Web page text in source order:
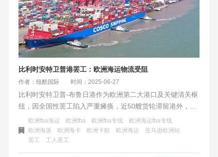
比利时安特卫普港罢工：欧洲海运物流受阻
作者：纽酷国际 时间：2025-06-27
比利时安特卫普-布鲁日港作为欧洲第二大港口及关键清关枢
纽，因全国性罢工陷入严重瘫痪，近50艘货轮滞留港外，货
运作业停滞。罢工导致港口操作完全中断，清关时效遭受重
创，船舶抵离计划被打乱，船期大面积延误，物流成本激
增。此次罢工是安特卫普港近几周内的第四次中断，叠加高
堆场利用率和设备短缺困境，欧洲海运网络承压，局部危机
欧洲fba海运 欧洲fba 欧洲fba专线
欧洲海运fba专线
欧洲海派
欧洲海卡 欧洲卡航 欧洲海运
亚马逊欧洲站
罢工
工人罢工